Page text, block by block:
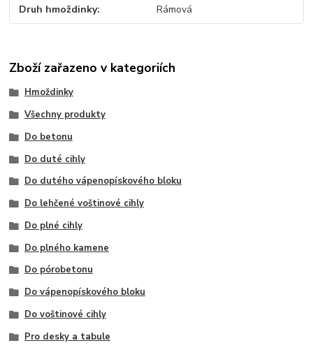
Druh hmoždinky Rámová
Zboží zařazeno v kategoriích
Hmoždinky
Všechny produkty
Do betonu
Do duté cihly
Do dutého vápenopískového bloku
Do lehčené voštinové cihly
Do plné cihly
Do plného kamene
Do pórobetonu
Do vápenopískového bloku
Do voštinové cihly
Pro desky a tabule